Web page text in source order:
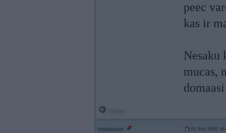
peec
kas ir
Nesaku
mucas,
stuntman 03. Nov 2008,